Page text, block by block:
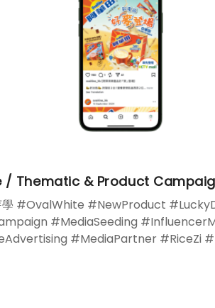
/ Thematic & Product
學 #OvalWhite #NewProduct
#MediaSeeding
#MediaPartner #RiceZi